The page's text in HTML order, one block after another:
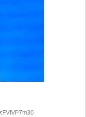
FVfVP7m30